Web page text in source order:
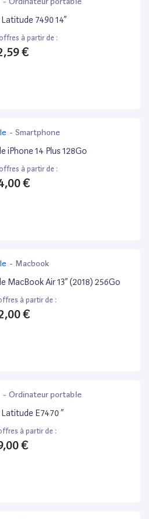
Latitude 7490 14”
à partir de :
€
- Smartphone
iPhone 14 Plus 128Go
à partir de :
€
- Macbook
MacBook Air 13” (2018) 256Go
à partir de :
€
- Ordinateur portable
Latitude E7470 ”
à partir de :
€